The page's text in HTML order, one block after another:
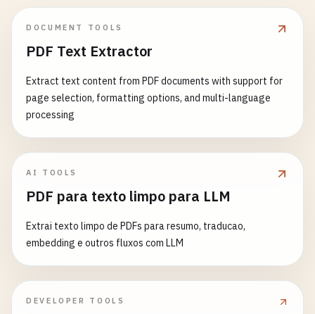
DOCUMENT TOOLS
PDF Text Extractor
Extract text content from PDF documents with support for
page selection, formatting options, and multi-language
processing
AI TOOLS
PDF para texto limpo para LLM
Extrai texto limpo de PDFs para resumo, traducao,
embedding e outros fluxos com LLM
DEVELOPER TOOLS